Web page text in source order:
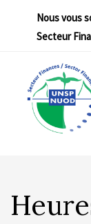
Nous vous
Secteur